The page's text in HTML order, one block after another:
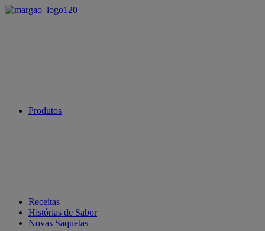
Produtos
Receitas
Histórias de Sabor
Novas Saquetas